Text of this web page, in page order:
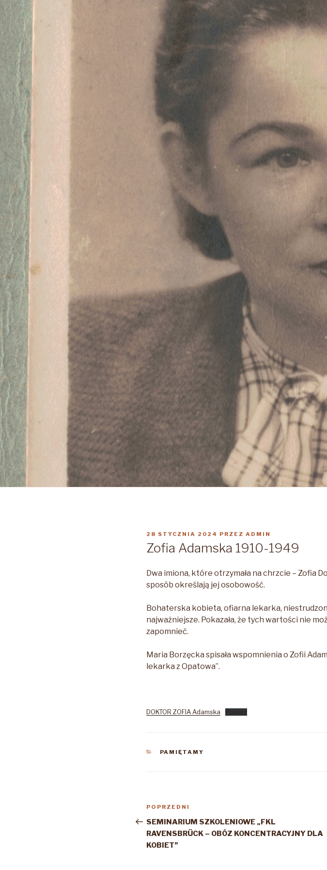
OPUBLIKOWANE
28 STYCZNIA 2024 PRZEZ ADMIN
Zofia Adamska 1910-1949
Dwa imiona, które otrzymała na chrzcie – Zofia
sposób określają jej osobowość.
Bohaterska kobieta, ofiarna lekarka,
najważniejsze. Pokazała, że tych wartości nie
zapomnieć.
Maria Borzęcka spisała wspomnienia o Zofii
lekarka z Opatowa”.
DOKTOR ZOFIA Adamska Pobierz
KATEGORIE
PAMIĘTAMY
Nawigacja
wpisu
Poprzedni
wpis
POPRZEDNI
SEMINARIUM SZKOLENIOWE „FKL
RAVENSBRÜCK – OBÓZ KONCENTRACYJNY DLA
KOBIET”